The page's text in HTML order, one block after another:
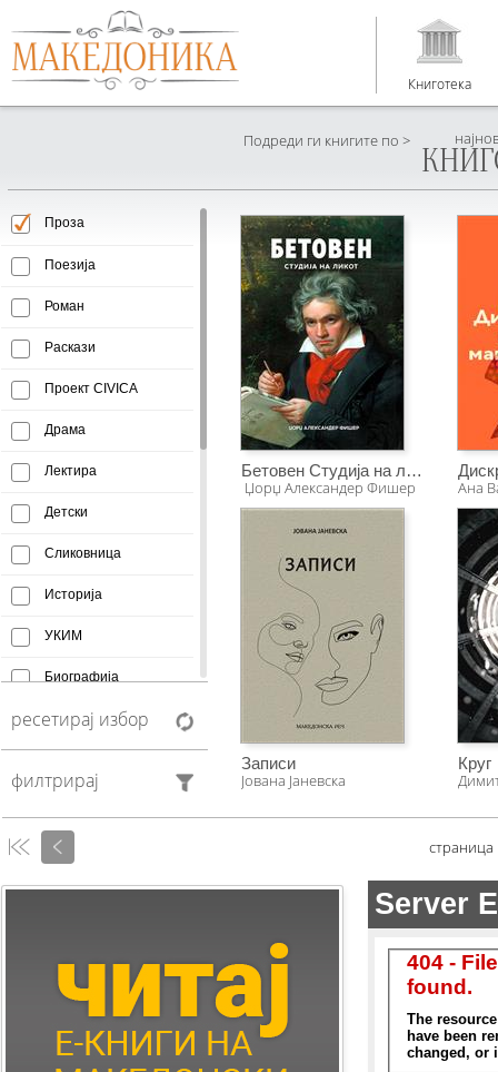
Книготека
Подреди ги книгите по >
Проза
Поезија
Роман
Раскази
Проект CIVICA
Драма
Лектира
Детски
Сликовница
Историја
УКИМ
Биографија
Афоризми
Манускрипт
Антологија
Колумни
Children's Literature
Млади автори
ресетирај избор
филтрирај
Бетовен Студија на ликот
Џорџ Александер Фишер Ана
Записи
Јована Јаневска
Круг
страница